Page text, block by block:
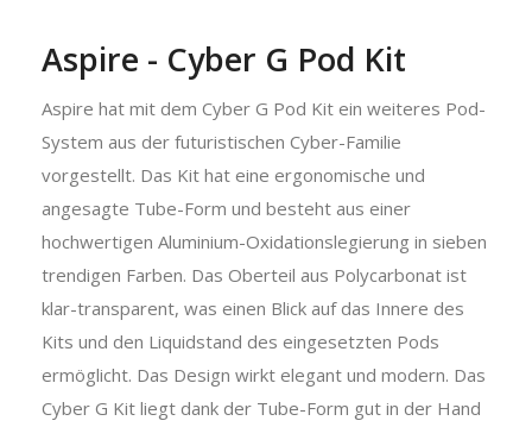
Aspire - Cyber G Pod Kit
Aspire hat mit dem Cyber G Pod Kit ein weiteres Pod-
System aus der futuristischen Cyber-Familie
vorgestellt. Das Kit hat eine ergonomische und
angesagte Tube-Form und besteht aus einer
hochwertigen Aluminium-Oxidationslegierung in sieben
trendigen Farben. Das Oberteil aus Polycarbonat ist
klar-transparent, was einen Blick auf das Innere des
Kits und den Liquidstand des eingesetzten Pods
ermöglicht. Das Design wirkt elegant und modern. Das
Cyber G Kit liegt dank der Tube-Form gut in der Hand